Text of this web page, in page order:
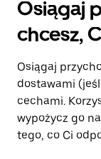
Osiągaj
chcesz,
Osiągaj
dostawami
cechami.
wypożycz go
tego, co Ci